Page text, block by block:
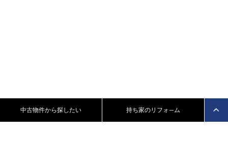
中古物件から探したい 持ち家のリフォ—ム